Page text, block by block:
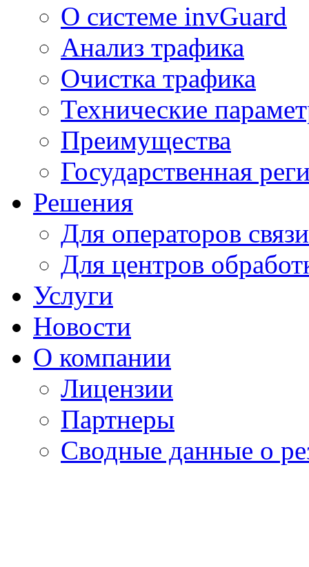
О системе invGuard
Анализ трафика
Очистка трафика
Технические
Преимущества
Государственная
Решения
Для операторов связи
Для центров
Услуги
Новости
О компании
Лицензии
Партнеры
Cводные данные о